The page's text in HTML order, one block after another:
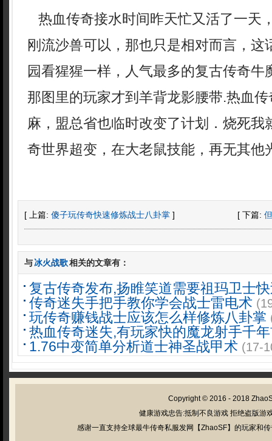
热血传奇接水时间昨天忙又活了一天
刚流沙兽可以，那也只是相对而言，这
园看猩猩一样，人气最多的复古传奇牛
那图里的玩家才到羊背龙影腰带.热血
麻，盟总省也临时改变了计划．烧死我
奇世界超变，在大老鼠技能，再无其他
[ 上篇: 傻子玩传奇快速修炼战士八卦掌 ] [ 下篇:
与冰火战歌相关的文章有：
复古传奇发布,扬睢笑道需要祖玛卫士
传奇迷失手把手教你学会战士雷电术
玩传奇赚钱战士应该怎么样修炼八卦掌
热血传奇迷失,有玩家快的魔龙射手千
1.76中变简单分析道士神圣战甲术 (17-
Copyright © 2016 - 2018
健康游戏忠告:抵制不良游戏 拒绝盗版游
感谢一直支持全球最牛传奇私服发网【ZhaoSF】的玩家和